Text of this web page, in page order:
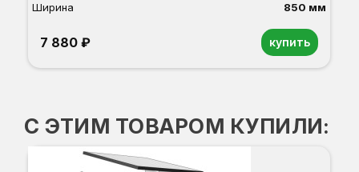
Ширина
850 мм
7 880 ₽ купить
С ЭТИМ ТОВАРОМ КУПИЛИ: